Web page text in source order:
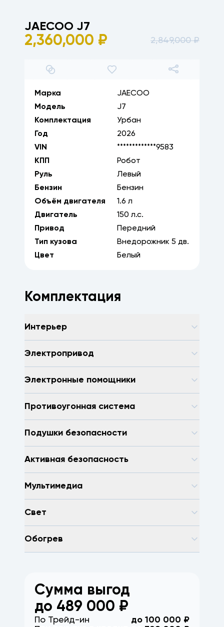
JAECOO J7
2,360,000 ₽ 2,849,000₽
1
Марка
JAECOO
Модель
J7
Комплектация
Урбан
Год
2026
VIN
*************9583
КПП
Робот
Руль
Левый
Бензин
Бензин
Объём двигателя
1.6 л
Двигатель
150 л.с.
Привод
Передний
Тип кузова
Внедорожник 5 дв.
Цвет
Белый
Комплектация
Интерьер
Электропривод
Электронные помощники
Противоугонная система
Подушки безопасности
Активная безопасность
Мультимедиа
Свет
Обогрев
Сумма выгод
до 489 000 ₽
По Трейд-ин до 100 000 ₽